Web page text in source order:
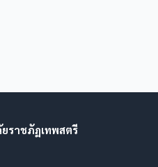
ราชภัฏเทพสตรี